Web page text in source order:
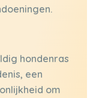
hondenras
een
om